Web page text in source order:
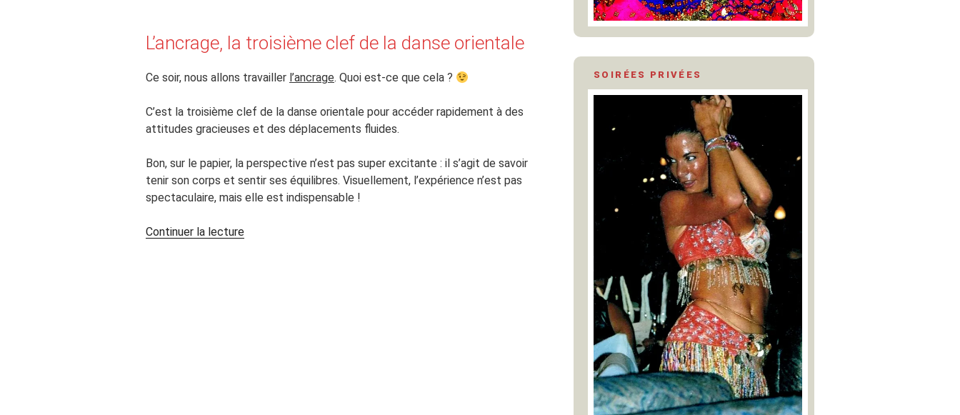
L’ancrage, la troisième clef de la danse orientale
Ce soir, nous allons travailler l’ancrage. Quoi est-ce que cela ?
C’est la troisième clef de la danse orientale pour accéder rapidement à des
attitudes gracieuses et des déplacements fluides.
Bon, sur le papier, la perspective n’est pas super excitante : il s’agit de savoir
tenir son corps et sentir ses équilibres. Visuellement, l’expérience n’est pas
spectaculaire, mais elle est indispensable !
Continuer la lecturede
SOIRÉES PRIVÉES